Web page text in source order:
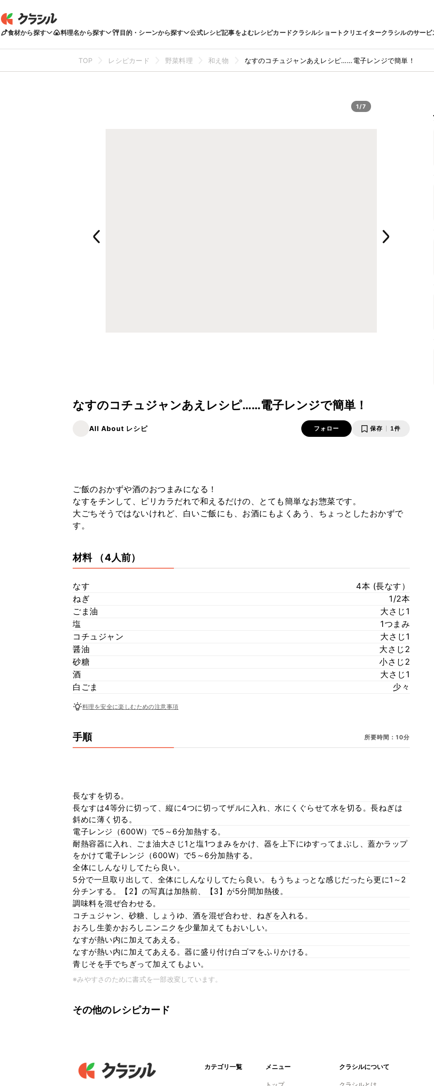
食材から探す 料理名から探す 目的・シーンから探す 公式レシピ記事をよむレシピカードクラシルショートクリエイタークラシルのサービ
TOP レシピカード 野菜料理 和え物 なすのコチュジャンあえレシピ……電子レンジで簡単！
1/7
なすのコチュジャンあえレシピ……電子レンジで簡単！
All About レシピ フォロー 保存 1件
ご飯のおかずや酒のおつまみになる！
なすをチンして、ピリカラだれで和えるだけの、とても簡単なお惣菜です。
大ごちそうではないけれど、白いご飯にも、お酒にもよくあう、ちょっとしたおかずで
す。
材料 （4人前）
なす
4本 (長なす）
ねぎ
1/2本
ごま油
大さじ1
塩
1つまみ
コチュジャン
大さじ1
醤油
大さじ2
砂糖
小さじ2
酒
大さじ1
白ごま
少々
料理を安全に楽しむための注意事項
手順 所要時間：10分
長なすを切る。
長なすは4等分に切って、縦に4つに切ってザルに入れ、水にくぐらせて水を切る。長ねぎは
斜めに薄く切る。
電子レンジ（600W）で5～6分加熱する。
耐熱容器に入れ、ごま油大さじ1と塩1つまみをかけ、器を上下にゆすってまぶし、蓋かラップ
をかけて電子レンジ（600W）で5～6分加熱する。
全体にしんなりしてたら良い。
5分で一旦取り出して、全体にしんなりしてたら良い。もうちょっとな感じだったら更に1～2
分チンする。【2】の写真は加熱前、【3】が5分間加熱後。
調味料を混ぜ合わせる。
コチュジャン、砂糖、しょうゆ、酒を混ぜ合わせ、ねぎを入れる。
おろし生姜かおろしニンニクを少量加えてもおいしい。
なすが熱い内に加えてあえる。
なすが熱い内に加えてあえる。器に盛り付け白ゴマをふりかける。
青じそを手でちぎって加えてもよい。
※みやすさのために書式を一部改変しています。
その他のレシピカード
カテゴリ一覧 メニュー クラシルについて